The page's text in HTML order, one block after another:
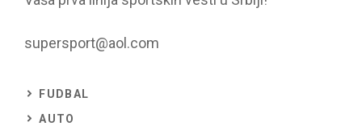
supersport@aol.com
FUDBAL
AUTO